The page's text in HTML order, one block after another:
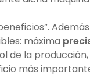
máxima
de la
más